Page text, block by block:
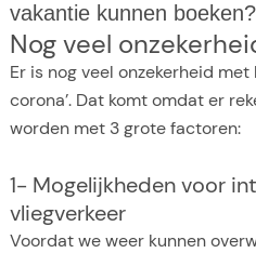
vakantie kunnen boeken?
Nog veel
Er is nog veel onzekerheid
corona’. Dat komt omdat er
worden met 3 grote factoren:
1- Mogelijkheden voor
vliegverkeer
Voordat we weer kunnen